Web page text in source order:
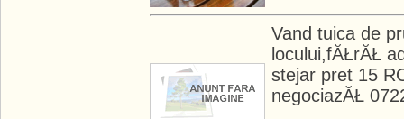
Vand tuica de
locului,fĂŁrĂŁ
stejar pret 15
negociazĂŁ